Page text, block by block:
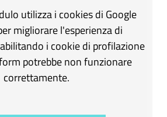
utilizza i cookies di Google
migliorare l'esperienza di
i cookie di profilazione
potrebbe non funzionare
correttamente.